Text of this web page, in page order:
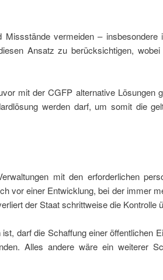
vermeiden –
Ansatz zu berücksichtigen,
mit der CGFP alternative Lösungen
werden darf, um somit die
mit den erforderlichen
vor einer Entwicklung, bei der immer
der Staat schrittweise die Kontrolle
darf die Schaffung einer öffentlichen
Alles andere wäre ein weiterer